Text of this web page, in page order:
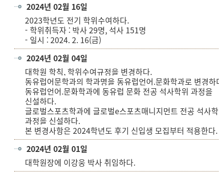
2024년 02월 16일
2023학년도 전기 학위수여하다.
- 학위취득자 : 박사 29명, 석사 151명
- 일시 : 2024. 2. 16(금)
2024년 02월 04일
대학원 학칙, 학위수여규정을 변경하다.
동유럽어문학과의 학과명을 동유럽언어.문화학과로 변경하
동유럽언어.문화학과에 동유럽 문화 전공 석사학위 과정을
신설하다.
글로벌스포츠학과에 글로벌e스포츠매니지먼트 전공 석사
과정을 신설하다.
본 변경사항은 2024학년도 후기 신입생 모집부터 적용한다.
2024년 02월 01일
대학원장에 이강웅 박사 취임하다.